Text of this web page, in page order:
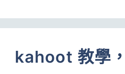
kahoot 教學